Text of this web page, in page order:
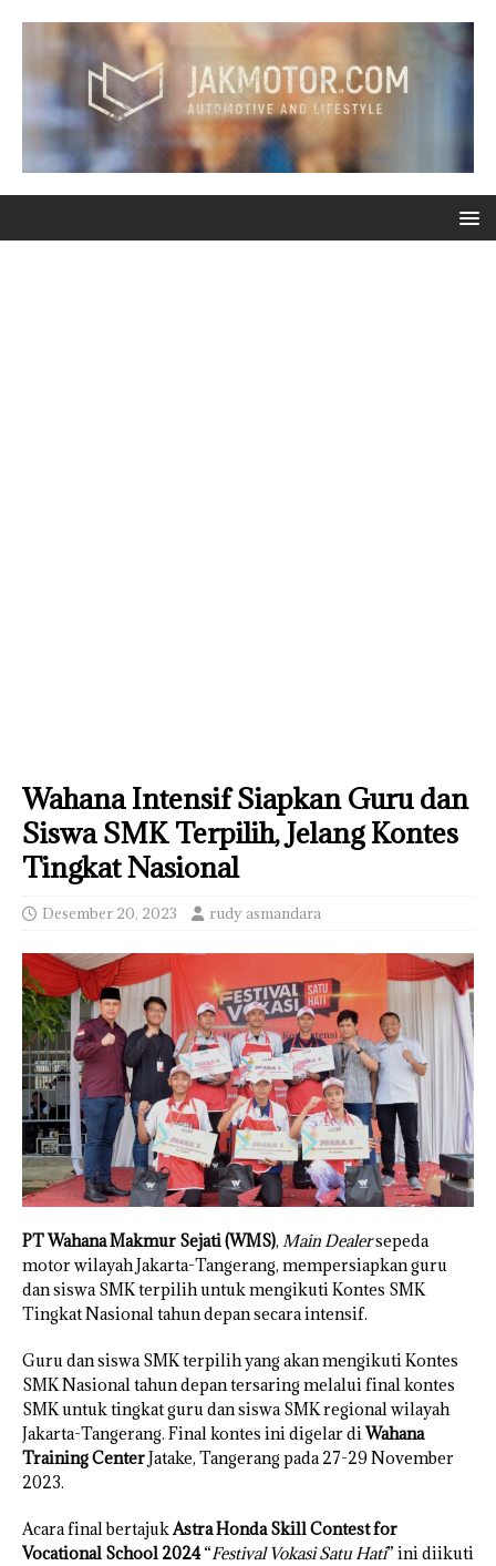
Wahana Intensif Siapkan Guru dan
Siswa SMK Terpilih, Jelang Kontes
Tingkat Nasional
Desember 20, 2023 rudy asmandara
PT Wahana Makmur Sejati (WMS), Main Dealersepeda
motor wilayah Jakarta-Tangerang, mempersiapkan guru
dan siswa SMK terpilih untuk mengikuti Kontes SMK
Tingkat Nasional tahun depan secara intensif.
Guru dan siswa SMK terpilih yang akan mengikuti Kontes
SMK Nasional tahun depan tersaring melalui final kontes
SMK untuk tingkat guru dan siswa SMK regional wilayah
Jakarta-Tangerang. Final kontes ini digelar diWahana
Training CenterJatake, Tangerang pada 27-29 November
2023.
Acara final bertajukAstra Honda Skill Contest for
Vocational School 2024“Festival Vokasi Satu Hati” ini diikuti